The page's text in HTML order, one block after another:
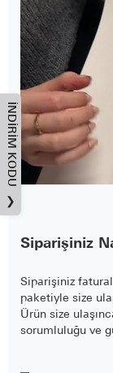
Siparişiniz
Siparişiniz
paketiyle size
Ürün size
sorumluluğu ve
İNDIRIM KODU
❯